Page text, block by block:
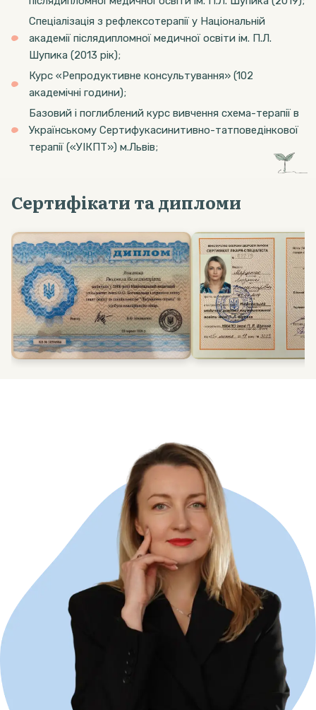
Спеціалізація з рефлексотерапії у Національній
академії післядипломної медичної освіти ім. П.Л.
Шупика (2013 рік);
Курс «Репродуктивне консультування» (102
академічні години);
Базовий і поглиблений курс вивчення схема-терапії в
Українському Сертифукасинитивно-татповедінкової
терапії («УІКПТ») м.Львів;
Сертифікати та дипломи